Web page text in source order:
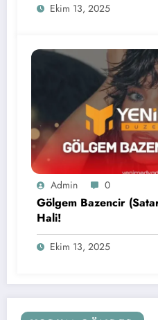
Ekim 13, 2025
Admin 0
Gölgem Bazencir
Hali!
Ekim 13, 2025